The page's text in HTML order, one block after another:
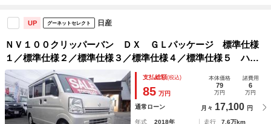
UP グーネットセレクト 日産
ＮＶ１００クリッパーバン ＤＸ ＧＬパッケージ 標準仕様
１／標準仕様２／標準仕様３／標準仕様４／標準仕様５ ハイ
ルーフ ナビ キーレスエントリー 両側スライドドア Ｒ０
６Ａ水冷直列３気筒１２バルブエンジン ５ＡＧＳ車 ２Ｗ
Ｄ ２ｎｄ発進 ＡＢＳ
支払総額(税込)
85 万円
本体価格
79
万円
諸費用
6
万円
通常ローン 月々 17,100 円
年式 2018年 走行
7.6万km